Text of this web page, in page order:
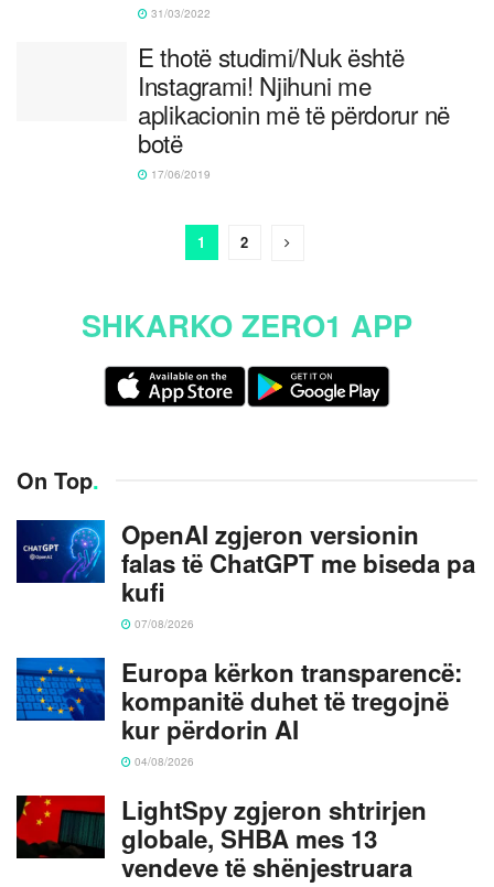
31/03/2022
E thotë studimi/Nuk është
Instagrami! Njihuni me
aplikacionin më të përdorur në
botë
17/06/2019
1 2
SHKARKO ZERO1 APP
On Top.
OpenAI zgjeron versionin
falas të ChatGPT me biseda pa
kufi
07/08/2026
Europa kërkon transparencë:
kompanitë duhet të tregojnë
kur përdorin AI
04/08/2026
LightSpy zgjeron shtrirjen
globale, SHBA mes 13
vendeve të shënjestruara